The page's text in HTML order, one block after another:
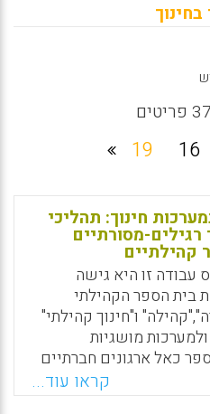
16
19
חינוך: תהליכי
מסורתיים
קהילתיים
עבודה זו היא גישה
בית הספר הקהילתי
ו"חינוך קהילתי"
מושגיות
כאל ארגונים חברתיים
ותהליכי שינוי בארגונים
קראו עוד...